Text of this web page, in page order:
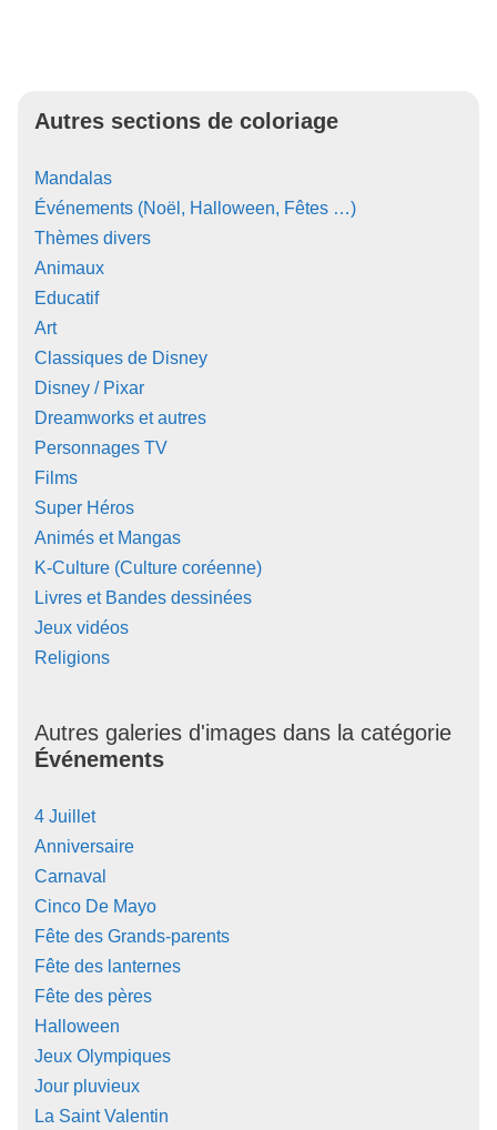
Autres sections de coloriage
Mandalas
Événements (Noël, Halloween, Fêtes …)
Thèmes divers
Animaux
Educatif
Art
Classiques de Disney
Disney / Pixar
Dreamworks et autres
Personnages TV
Films
Super Héros
Animés et Mangas
K-Culture (Culture coréenne)
Livres et Bandes dessinées
Jeux vidéos
Religions
Autres galeries d'images dans la catégorie
Événements
4 Juillet
Anniversaire
Carnaval
Cinco De Mayo
Fête des Grands-parents
Fête des lanternes
Fête des pères
Halloween
Jeux Olympiques
Jour pluvieux
La Saint Valentin